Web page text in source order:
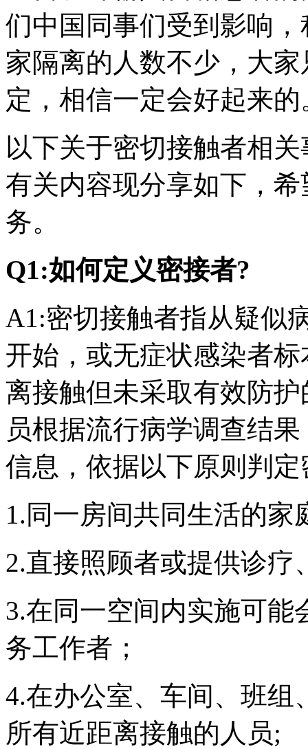
们中国同事们受到影响
家隔离的人数不少，大
定，相信一定会好起来的
以下关于密切接触者相
有关内容现分享如下，
务。
Q1:如何定义密接者?
A1:密切接触者指从疑似
开始，或无症状感染者
离接触但未采取有效防
员根据流行病学调查结
信息，依据以下原则判
1.同一房间共同生活的家
2.直接照顾者或提供诊疗
3.在同一空间内实施可
务工作者；
4.在办公室、车间、班组
所有近距离接触的人员;